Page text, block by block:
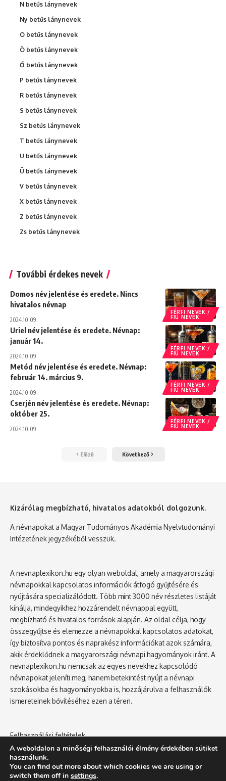
N betűs lánynevek
Ny betűs lánynevek
O betűs lánynevek
Ö betűs lánynevek
Ő betűs lánynevek
P betűs lánynevek
R betűs lánynevek
S betűs lánynevek
Sz betűs lánynevek
T betűs lánynevek
U betűs lánynevek
Ü betűs lánynevek
V betűs lánynevek
X betűs lánynevek
Z betűs lánynevek
Zs betűs lánynevek
További érdekes nevek
FÉRFI NEVEK /
FIÚ NEVEK
Domos név jelentése és eredete. Nincs
hivatalos névnap
2024.10.09.
FÉRFI NEVEK /
FIÚ NEVEK
Uriel név jelentése és eredete. Névnap:
január 14.
2024.10.09.
FÉRFI NEVEK /
FIÚ NEVEK
Metód név jelentése és eredete. Névnap:
február 14. március 9.
2024.10.09.
FÉRFI NEVEK /
FIÚ NEVEK
Cserjén név jelentése és eredete. Névnap:
október 25.
2024.10.09.
Előző Következő
Kizárólag megbízható, hivatalos adatokból dolgozunk.
A névnapokat a Magyar Tudományos Akadémia Nyelvtudományi
Intézetének jegyzékéből vesszük.
A nevnaplexikon.hu egy olyan weboldal, amely a magyarországi
névnapokkal kapcsolatos információk átfogó gyűjtésére és
nyújtására specializálódott. Több mint 3000 név részletes listáját
kínálja, mindegyikhez hozzárendelt névnappal együtt,
megbízható és hivatalos források alapján. Az oldal célja, hogy
összegyűjtse és elemezze a névnapokkal kapcsolatos adatokat,
így biztosítva pontos és naprakész információkat azok számára,
akik érdeklődnek a magyarországi névnapi hagyományok iránt. A
nevnaplexikon.hu nemcsak az egyes nevekhez kapcsolódó
névnapokat jeleníti meg, hanem betekintést nyújt a névnapi
szokásokba és hagyományokba is, hozzájárulva a felhasználók
ismereteinek bővítéséhez ezen a téren.
Felhasználási feltételek
Adatvédelmi tájékoztató
A weboldalon a minőségi felhasználói élmény érdekében sütiket
használunk.
You can find out more about which cookies we are using or
switch them off in settings.